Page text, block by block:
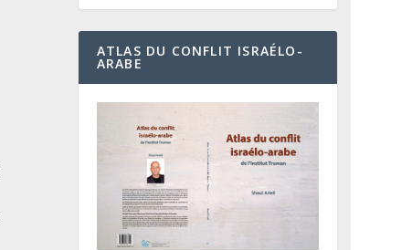
DON
ATLAS DU CONFLIT ISRAÉLO-
ARABE